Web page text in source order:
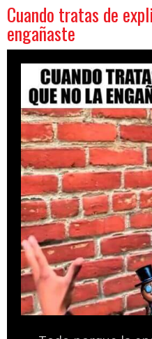
Cuando tratas de
engañaste